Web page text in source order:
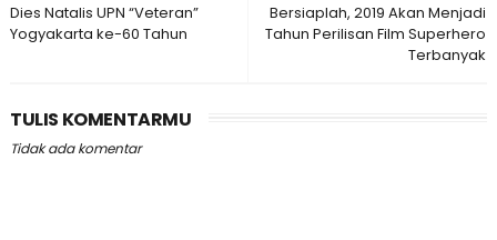
Bersiaplah, 2019 Akan Menjadi
Tahun Perilisan Film Superhero
Terbanyak
Dies Natalis UPN “Veteran”
Yogyakarta ke-60 Tahun
TULIS KOMENTARMU
Tidak ada komentar